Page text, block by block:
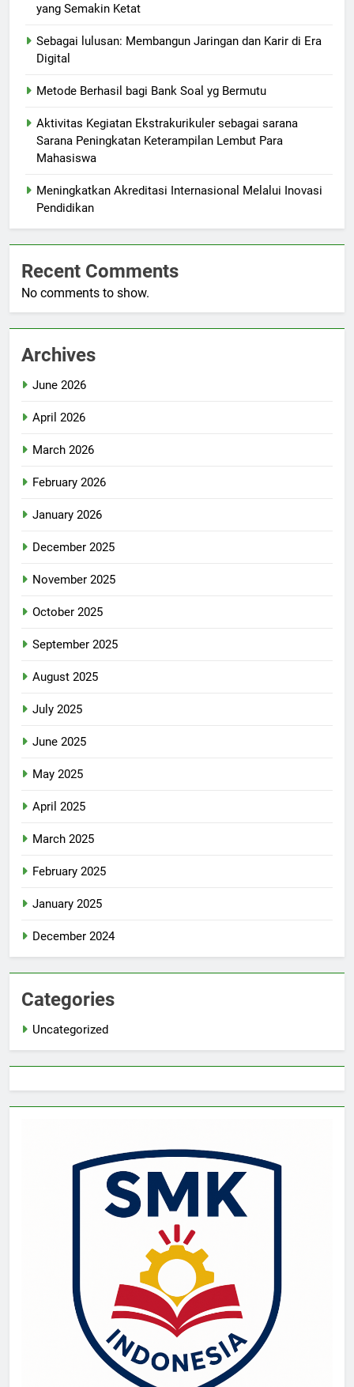
yang Semakin Ketat
Sebagai lulusan: Membangun Jaringan dan Karir di Era
Digital
Metode Berhasil bagi Bank Soal yg Bermutu
Aktivitas Kegiatan Ekstrakurikuler sebagai sarana
Sarana Peningkatan Keterampilan Lembut Para
Mahasiswa
Meningkatkan Akreditasi Internasional Melalui Inovasi
Pendidikan
Recent Comments
No comments to show.
Archives
June 2026
April 2026
March 2026
February 2026
January 2026
December 2025
November 2025
October 2025
September 2025
August 2025
July 2025
June 2025
May 2025
April 2025
March 2025
February 2025
January 2025
December 2024
Categories
Uncategorized